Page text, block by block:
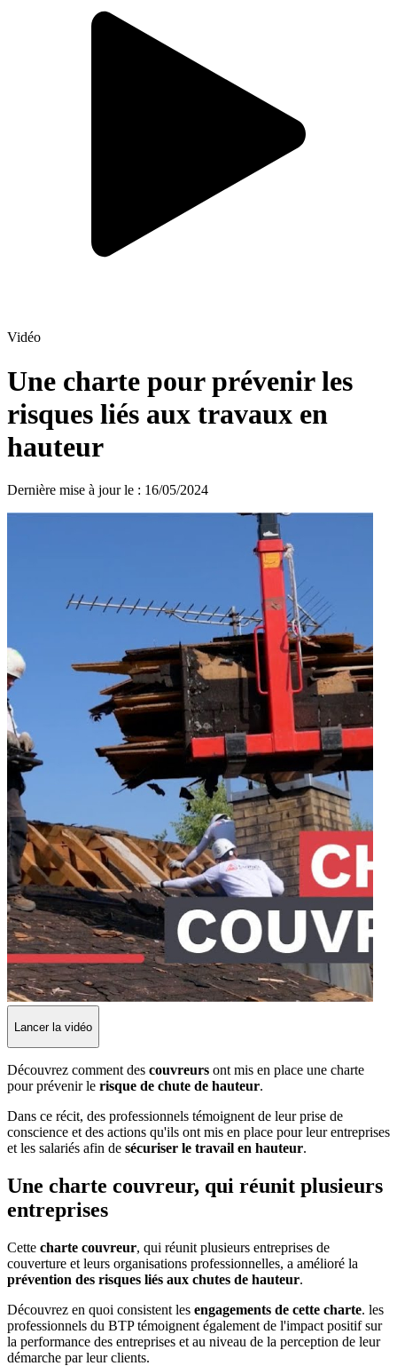
Vidéo
Une charte pour prévenir les
risques liés aux travaux en
hauteur
Dernière mise à jour le : 16/05/2024
Lancer la vidéo
Découvrez comment des couvreurs ont mis en place une charte
pour prévenir le risque de chute de hauteur.
Dans ce récit, des professionnels témoignent de leur prise de
conscience et des actions qu'ils ont mis en place pour leur entreprises
et les salariés afin de sécuriser le travail en hauteur.
Une charte couvreur, qui réunit plusieurs
entreprises
Cette charte couvreur, qui réunit plusieurs entreprises de
couverture et leurs organisations professionnelles, a amélioré la
prévention des risques liés aux chutes de hauteur.
Découvrez en quoi consistent les engagements de cette charte. les
professionnels du BTP témoignent également de l'impact positif sur
la performance des entreprises et au niveau de la perception de leur
démarche par leur clients.